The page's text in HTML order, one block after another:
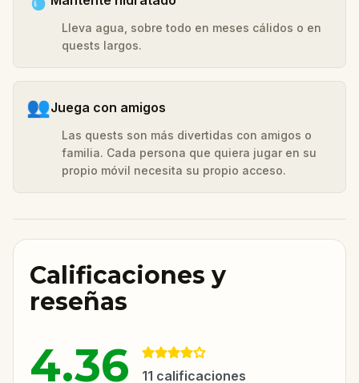
Lleva agua, sobre todo en meses cálidos o en
quests largos.
👥Juega con amigos
Las quests son más divertidas con amigos o
familia. Cada persona que quiera jugar en su
propio móvil necesita su propio acceso.
Calificaciones y
reseñas
4.36 11 calificaciones